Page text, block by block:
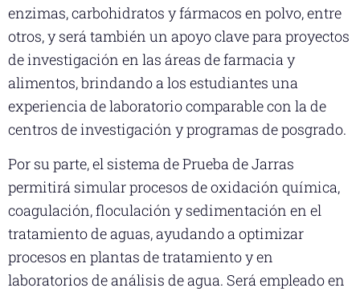
enzimas, carbohidratos y fármacos en polvo, entre
otros, y será también un apoyo clave para proyectos
de investigación en las áreas de farmacia y
alimentos, brindando a los estudiantes una
experiencia de laboratorio comparable con la de
centros de investigación y programas de posgrado.
Por su parte, el sistema de Prueba de Jarras
permitirá simular procesos de oxidación química,
coagulación, floculación y sedimentación en el
tratamiento de aguas, ayudando a optimizar
procesos en plantas de tratamiento y en
laboratorios de análisis de agua. Será empleado en